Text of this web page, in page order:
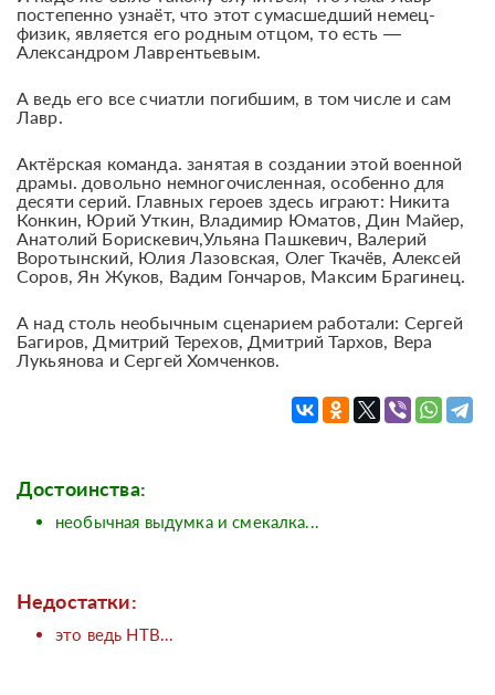
постепенно узнаёт, что этот сумасшедший немец-
физик, является его родным отцом, то есть —
Александром Лаврентьевым.
А ведь его все счиатли погибшим, в том числе и сам
Лавр.
Актёрская команда. занятая в создании этой военной
драмы. довольно немногочисленная, особенно для
десяти серий. Главных героев здесь играют: Никита
Конкин, Юрий Уткин, Владимир Юматов, Дин Майер,
Анатолий Борискевич,Ульяна Пашкевич, Валерий
Воротынский, Юлия Лазовская, Олег Ткачёв, Алексей
Соров, Ян Жуков, Вадим Гончаров, Максим Брагинец.
А над столь необычным сценарием работали: Сергей
Багиров, Дмитрий Терехов, Дмитрий Тархов, Вера
Лукьянова и Сергей Хомченков.
Достоинства:
необычная выдумка и смекалка...
Недостатки:
это ведь НТВ...